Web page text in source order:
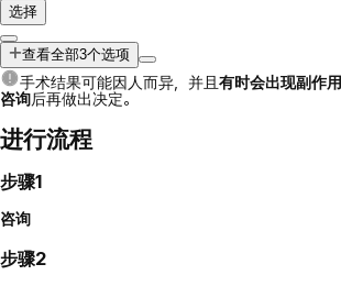
选择
查看全部3个选项
手术结果可能因人而异，并且 有时会出现副作用
咨询后再做出决定。
进行流程
步骤1
咨询
步骤2